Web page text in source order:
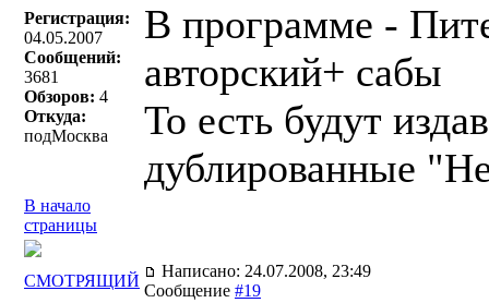
Регистрация:
04.05.2007
Сообщений:
3681
Обзоров: 4
Откуда:
подМосква
В программе -
авторский+ сабы
То есть будут
дублированные
В начало
страницы
СМОТРЯЩИЙ
Написано: 24.07.2008, 23:49
Сообщение #19